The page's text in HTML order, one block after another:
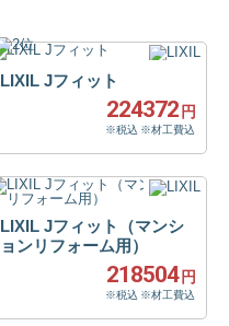
LIXIL Jフィット
224372円
※税込 ※材工費込
LIXIL Jフィット（マンシ
ョンリフォーム用）
218504円
※税込 ※材工費込